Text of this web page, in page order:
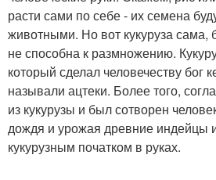
расти сами по себе - их семена
животными. Но вот кукуруза сама,
не способна к размножению.
который сделал человечеству бог
называли ацтеки. Более того,
из кукурузы и был сотворен
дождя и урожая древние индейцы
кукурузным початком в руках.